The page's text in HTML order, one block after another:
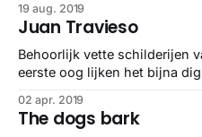
19 aug. 2019
Juan Travieso
Behoorlijk vette schilderijen
eerste oog lijken het bijna
02 apr. 2019
The dogs bark